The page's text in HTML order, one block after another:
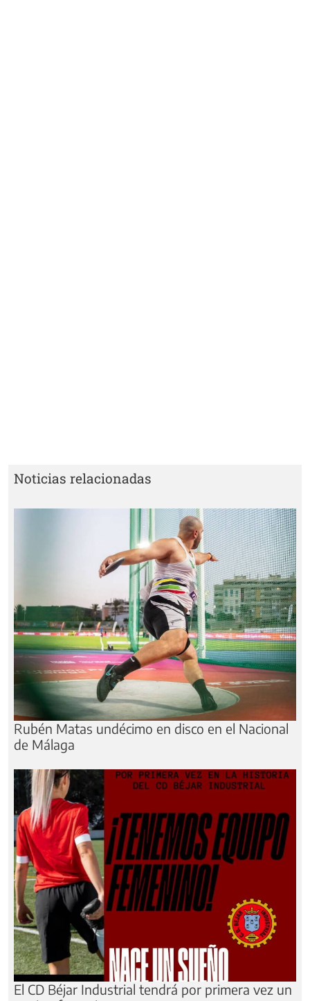
Noticias relacionadas
Rubén Matas undécimo en disco en el Nacional
de Málaga
El CD Béjar Industrial tendrá por primera vez un